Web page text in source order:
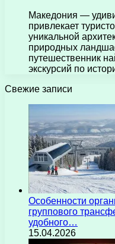
Македония —
привлекает
уникальной
природных
путешественник
экскурсий по
Свежие записи
Особенности
группового
удобного…
15.04.2026